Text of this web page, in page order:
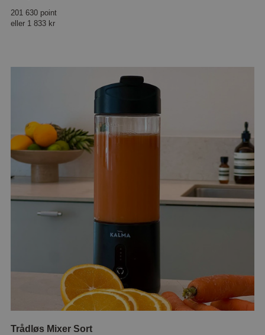
201 630 point
eller 1 833 kr
Trådløs Mixer Sort